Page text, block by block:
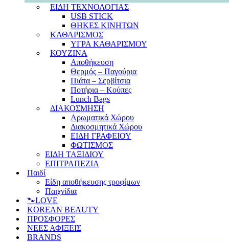
ΕΙΔΗ ΤΕΧΝΟΛΟΓΙΑΣ
USB STICK
ΘΗΚΕΣ ΚΙΝΗΤΩΝ
ΚΑΘΑΡΙΣΜΟΣ
ΥΓΡΑ ΚΑΘΑΡΙΣΜΟΥ
ΚΟΥΖΙΝΑ
Αποθήκευση
Θερμός – Παγούρια
Πιάτα – Σερβίτσια
Ποτήρια – Κούπες
Lunch Bags
ΔΙΑΚΟΣΜΗΣΗ
Αρωματικά Χώρου
Διακοσμητικά Χώρου
ΕΙΔΗ ΓΡΑΦΕΙΟΥ
ΦΩΤΙΣΜΟΣ
ΕΙΔΗ ΤΑΞΙΔΙΟΥ
ΕΠΙΤΡΑΠΕΖΙΑ
Παιδί
Είδη αποθήκευσης τροφίμων
Παιχνίδια
🐾LOVE
KOREAN BEAUTY
ΠΡΟΣΦΟΡΕΣ
ΝΕΕΣ ΑΦΙΞΕΙΣ
BRANDS